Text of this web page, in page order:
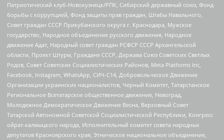
Патриотический клуб-Новокузнецк/РПК, Сибирский державный союз, Фонд
борьбы с коррупцией, Фонд защиты прав граждан, Штабы Навального,
Совет граждан СССР Прикубанского округа г. Краснодара, Мужское
государство, Народное объединение русского движения, Народное
движение Адат, Народный совет граждан РСФСР СССР Архангельской
области, Проект Штурм, Граждане СССР, Держава Союз Советских Светлых
Родов, Совет Советских Социалистических Районов, Meta Platforms Inc,
Facebook, Instagram, WhatsApp, СИЧ-С14, Добровольческое Движение
Организации украинских националистов, Черный Комитет, Татарстанское
Региональное Всетатарское общественное движение, Невоград,
Молодежное Демократическое Движение Весна, Верховный Совет
Татарской Автономной Советской Социалистической Республики, Конгресс
ойрат-калмыцкого народа, Исполнительный комитет совета народных
депутатов Красноярского края, Этническое национальное объединение,